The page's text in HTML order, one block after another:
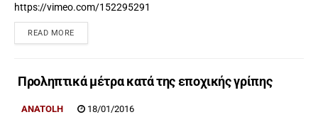
https://vimeo.com/152295291
READ MORE
Προληπτικά μέτρα κατά της εποχικής γρίπης
ANATOLH 18/01/2016